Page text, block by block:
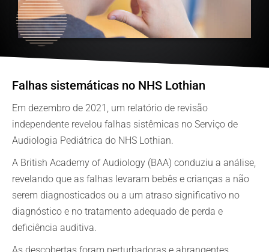
Falhas sistemáticas no NHS Lothian
Em dezembro de 2021, um relatório de revisão
independente revelou falhas sistêmicas no Serviço de
Audiologia Pediátrica do NHS Lothian.
A British Academy of Audiology (BAA) conduziu a análise,
revelando que as falhas levaram bebês e crianças a não
serem diagnosticados ou a um atraso significativo no
diagnóstico e no tratamento adequado de perda e
deficiência auditiva.
As descobertas foram perturbadoras e abrangentes,